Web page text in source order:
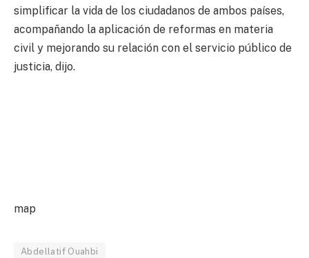
simplificar la vida de los ciudadanos de ambos países,
acompañando la aplicación de reformas en materia
civil y mejorando su relación con el servicio público de
justicia, dijo.
map
Abdellatif Ouahbi